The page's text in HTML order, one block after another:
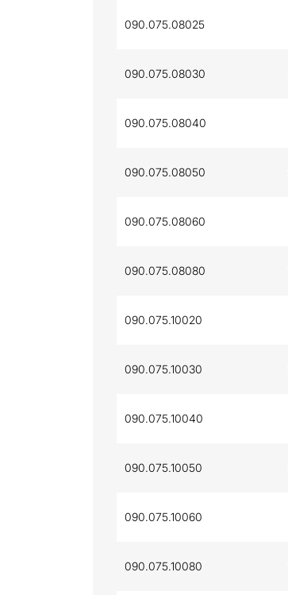
090.075.08025
090.075.08030
090.075.08040
090.075.08050
090.075.08060
090.075.08080
090.075.10020
090.075.10030
090.075.10040
090.075.10050
090.075.10060
090.075.10080